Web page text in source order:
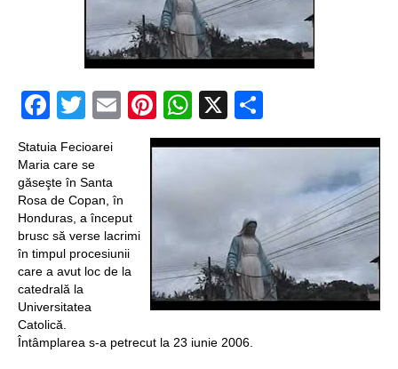
dinozaur Mongoliei
Mulţi soldaţi
canadieni sunt
Timna Park şi
Minele regelui
Solomon
Salvat de la înec de
cerul Spaniei
Facebook
Twitter
EmailPinterest
WhatsApp
X
Statuia Fecioarei
Maria care se
găseşte în Santa
Rosa de Copan, în
Honduras, a început
brusc să verse lacrimi
în timpul procesiunii
care a avut loc de la
catedrală la
Universitatea
Catolică.
Întâmplarea s-a petrecut la 23 iunie 2006.